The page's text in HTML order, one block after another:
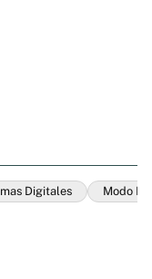
Digitales Modo